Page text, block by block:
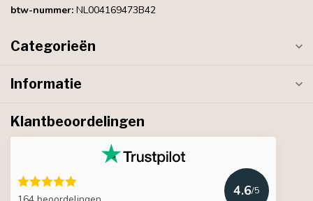
btw-nummer: NL004169473B42
Categorieën
Informatie
Klantbeoordelingen
4.6/5